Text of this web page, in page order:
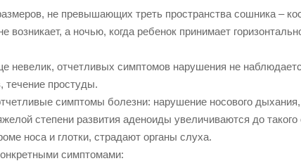
не превышающих треть пространства сошника –
возникает, а ночью, когда ребенок принимает
невелик, отчетливых симптомов нарушения не
течение простуды.
симптомы болезни: нарушение носового
степени развития аденоиды увеличиваются до
носа и глотки, страдают органы слуха.
симптомами: